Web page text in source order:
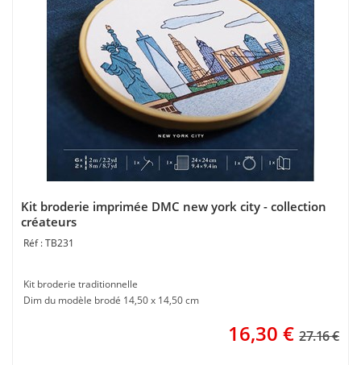
Kit broderie imprimée DMC new york city - collection
créateurs
TB231
Kit broderie traditionnelle
Dim du modèle brodé 14,50 x 14,50 cm
16,30 € 27.16 €